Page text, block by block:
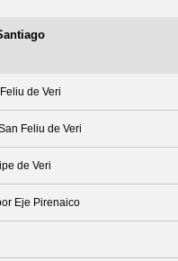
de Veri
Feliu de Veri
de Veri
Eje Pirenaico